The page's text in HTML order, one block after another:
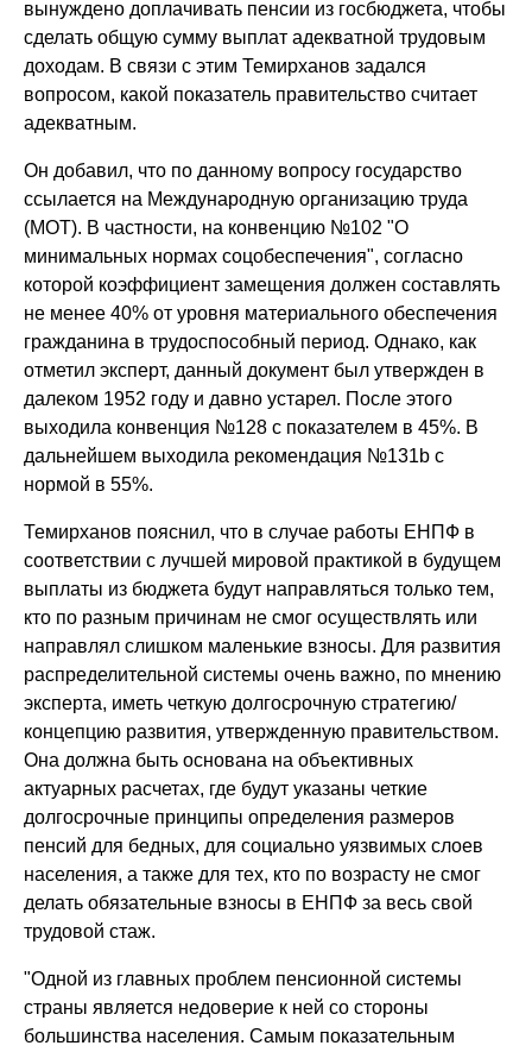
вынуждено доплачивать пенсии из госбюджета, чтобы
сделать общую сумму выплат адекватной трудовым
доходам. В связи с этим Темирханов задался
вопросом, какой показатель правительство считает
адекватным.
Он добавил, что по данному вопросу государство
ссылается на Международную организацию труда
(МОТ). В частности, на конвенцию №102 "О
минимальных нормах соцобеспечения", согласно
которой коэффициент замещения должен составлять
не менее 40% от уровня материального обеспечения
гражданина в трудоспособный период. Однако, как
отметил эксперт, данный документ был утвержден в
далеком 1952 году и давно устарел. После этого
выходила конвенция №128 с показателем в 45%. В
дальнейшем выходила рекомендация №131b с
нормой в 55%.
Темирханов пояснил, что в случае работы ЕНПФ в
соответствии с лучшей мировой практикой в будущем
выплаты из бюджета будут направляться только тем,
кто по разным причинам не смог осуществлять или
направлял слишком маленькие взносы. Для развития
распределительной системы очень важно, по мнению
эксперта, иметь четкую долгосрочную стратегию/
концепцию развития, утвержденную правительством.
Она должна быть основана на объективных
актуарных расчетах, где будут указаны четкие
долгосрочные принципы определения размеров
пенсий для бедных, для социально уязвимых слоев
населения, а также для тех, кто по возрасту не смог
делать обязательные взносы в ЕНПФ за весь свой
трудовой стаж.
"Одной из главных проблем пенсионной системы
страны является недоверие к ней со стороны
большинства населения. Самым показательным